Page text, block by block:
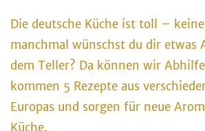
Die deutsche Küche ist toll –
manchmal wünschst du dir etwas
dem Teller? Da können wir
kommen 5 Rezepte aus
Europas und sorgen für neue
Küche.